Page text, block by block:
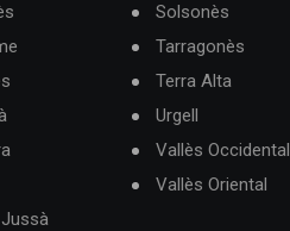
Solsonès
Tarragonès
Terra Alta
Urgell
Vallès Occidental
Vallès Oriental